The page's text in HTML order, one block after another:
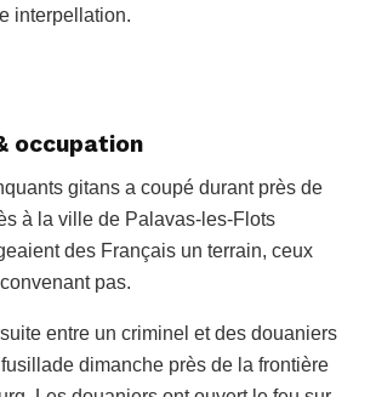
interpellation.
occupation
gitans a coupé durant près de
à la ville de Palavas-les-Flots
des Français un terrain, ceux
pas.
entre un criminel et des douaniers
dimanche près de la frontière